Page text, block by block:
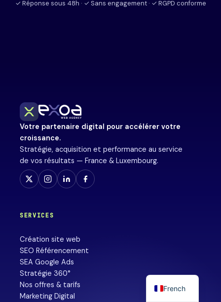
✓ Réponse sous 48h · ✓ Sans engagement · ✓ RGPD conforme
Votre partenaire digital pour accélérer votre
croissance.
Stratégie, acquisition et performance au service
de vos résultats — France & Luxembourg.
SERVICES
Création site web
SEO Référencement
SEA Google Ads
Stratégie 360°
Nos offres & tarifs
Marketing Digital
French